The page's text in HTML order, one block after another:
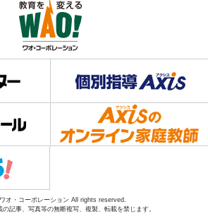
オ・コーポレーション All rights reserved.
の記事、写真等の無断複写、複製、転載を禁じます。